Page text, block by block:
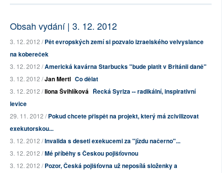
Obsah vydání | 3. 12. 2012
3. 12. 2012 /Pět evropských zemí si pozvalo izraelského velvyslance
na kobereček
3. 12. 2012 /Americká kavárna Starbucks "bude platit v Británii daně"
3. 12. 2012 /Jan Mertl Co dělat
3. 12. 2012 /Ilona Švihlíková Řecká Syriza -- radikální, inspirativní
levice
29. 11. 2012 /Pokud chcete přispět na projekt, který má zcivilizovat
exekutorskou...
3. 12. 2012 /Invalida s deseti exekucemi za "jízdu načerno"...
3. 12. 2012 /Mé příběhy s Českou pojišťovnou
3. 12. 2012 /Pozor, Česká pojišťovna už neposílá složenky a